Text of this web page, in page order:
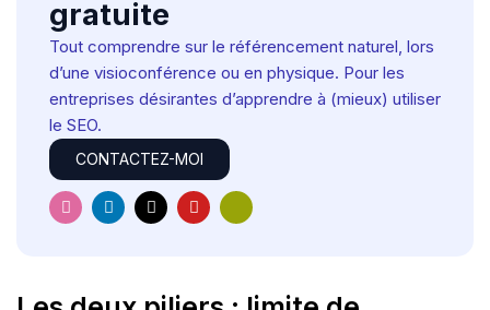
gratuite
Tout comprendre sur le référencement naturel, lors
d’une visioconférence ou en physique. Pour les
entreprises désirantes d’apprendre à (mieux) utiliser
le SEO.
CONTACTEZ-MOI
I
n
s
a
L
i
n
n
X
-
t
e
Y
o
u
H
g
e